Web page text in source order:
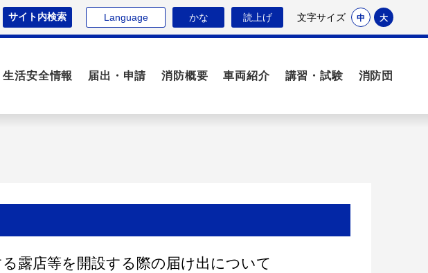
生活安全情報 届出・申請 消防概要 車両紹介 講習・試験 消防団
Language かな 読上げ 文字サイズ 中 大
露店等を開設する際の届け出について